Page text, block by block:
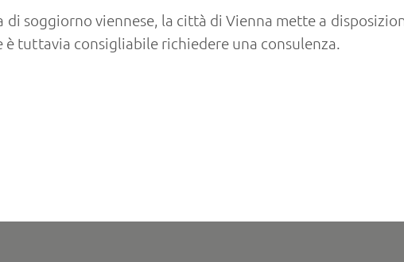
di soggiorno viennese, la città di Vienna mette a
tuttavia consigliabile richiedere una consulenza.